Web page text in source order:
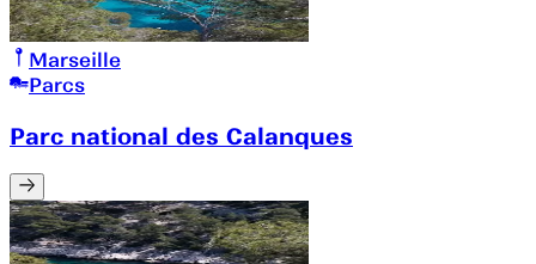
Marseille
Parcs
Parc national des Calanques